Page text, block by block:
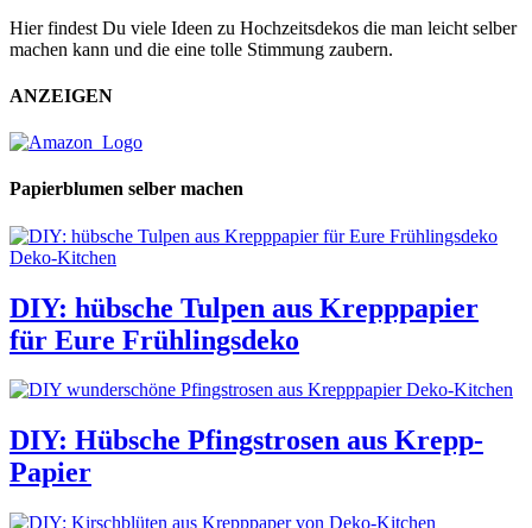
Hier findest Du viele Ideen zu Hochzeitsdekos die man leicht selber
machen kann und die eine tolle Stimmung zaubern.
ANZEIGEN
Papierblumen selber machen
DIY: hübsche Tulpen aus Krepppapier
für Eure Frühlingsdeko
DIY: Hübsche Pfingstrosen aus Krepp-
Papier